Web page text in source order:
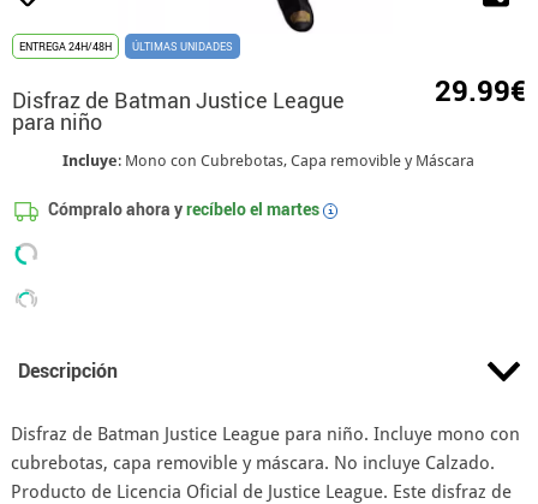
ENTREGA 24H/48H ÚLTIMAS UNIDADES
Disfraz de Batman Justice League
para niño
29.99€
Incluye: Mono con Cubrebotas, Capa removible y Máscara
Cómpralo ahora yrecíbelo el martes i
Descripción
Disfraz de Batman Justice League para niño. Incluye mono con
cubrebotas, capa removible y máscara. No incluye Calzado.
Producto de Licencia Oficial de Justice League. Este disfraz de